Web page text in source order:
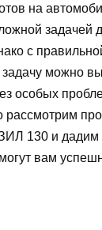
на
задачей
с
задачу можно
особых
рассмотрим
130 и
вам